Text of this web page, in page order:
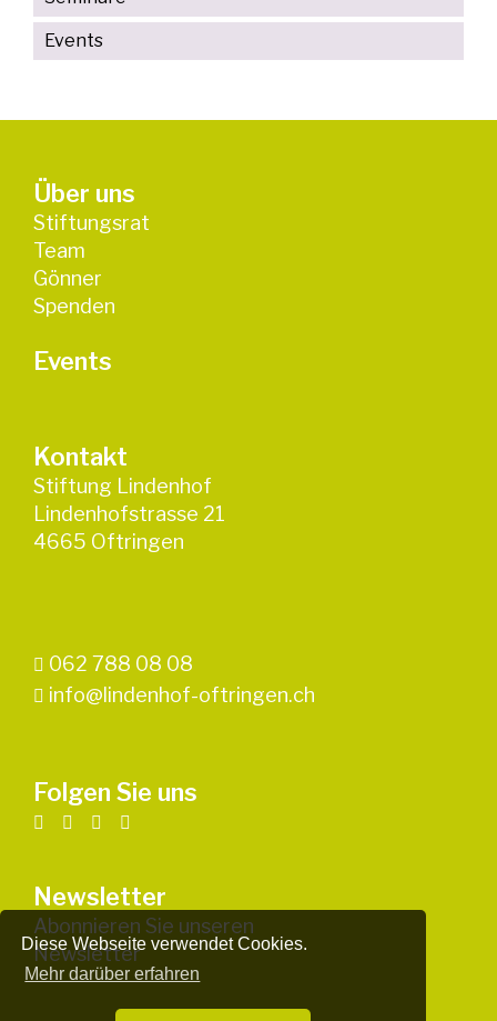
Diese Webseite verwendet Cookies.
Mehr darüber erfahren
Events
Über uns
Stiftungsrat
Team
Gönner
Spenden
Events
Kontakt
Stiftung Lindenhof
Lindenhofstrasse 21
4665 Oftringen
062 788 08 08
info@lindenhof-oftringen.ch
Folgen Sie uns
Newsletter
Abonnieren Sie unseren
Newsletter